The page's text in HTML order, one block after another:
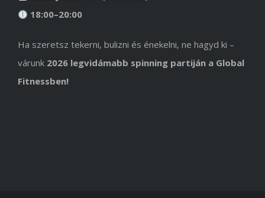
18:00–20:00
Ha szeretsz tekerni, bulizni és énekelni, ne hagyd ki –
várunk 2026 legvidámabb spinning partiján a Global
Fitnessben!